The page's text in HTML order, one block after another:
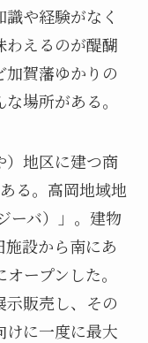
や経験がなく
わえるのが醍醐
賀藩ゆかりの
場所がある。
）地区に建つ商
る。高岡地域地
ーバ）」。建物
設から南にあ
ープンした。
販売し、その
けに一度に最大